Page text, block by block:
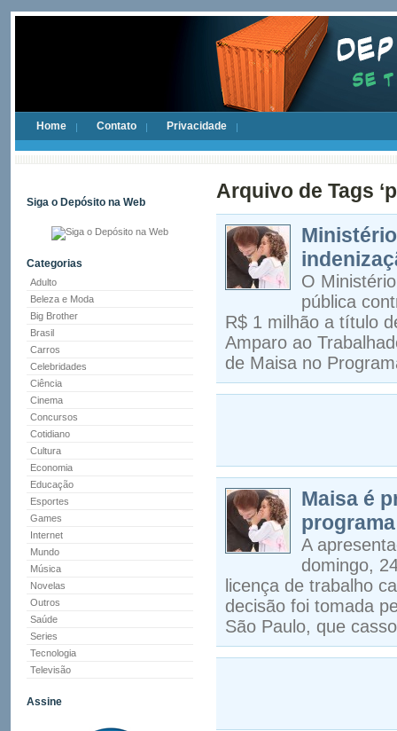
Home Contato Privacidade
Siga o Depósito na Web
Categorias
Adulto
Beleza e Moda
Big Brother
Brasil
Carros
Celebridades
Ciência
Cinema
Concursos
Cotidiano
Cultura
Economia
Educação
Esportes
Games
Internet
Mundo
Música
Novelas
Outros
Saúde
Series
Tecnologia
Televisão
Assine
Arquivo de Tags
O
pública
R$ 1 milhão a título
Amparo ao
de Maisa no
Maisa é
A
domingo,
licença de trabalho
decisão foi tomada
São Paulo, que